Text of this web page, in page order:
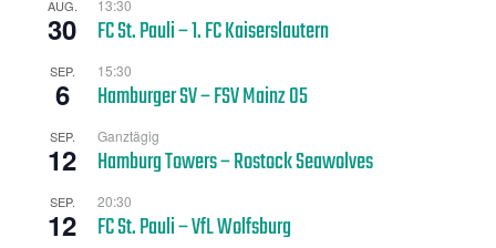
AUG.
30
13:30
FC St. Pauli – 1. FC Kaiserslautern
SEP.
6
15:30
Hamburger SV – FSV Mainz 05
SEP.
12
Ganztägig
Hamburg Towers – Rostock Seawolves
SEP.
12
20:30
FC St. Pauli – VfL Wolfsburg